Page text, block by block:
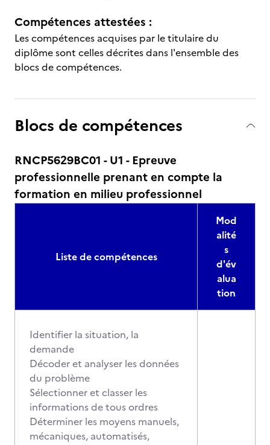
Compétences attestées :
Les compétences acquises par le titulaire du
diplôme sont celles décrites dans l'ensemble des
blocs de compétences.
Blocs de compétences
RNCP5629BC01 - U1 - Epreuve
professionnelle prenant en compte la
formation en milieu professionnel
Liste de compétences
Mod
alité
s
d'év
alua
tion
Identifier la situation, la
demande
Décoder et analyser les données
du problème
Sélectionner et classer les
informations de tous ordres
Déterminer les moyens manuels,
mécaniques, automatisés,